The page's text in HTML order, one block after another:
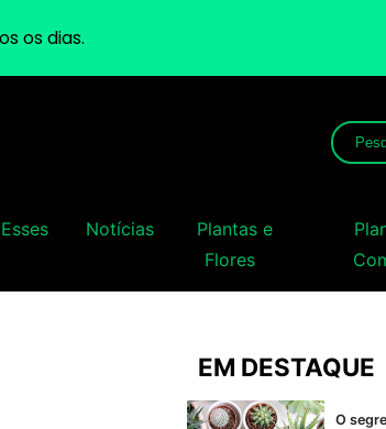
Notícias
Plantas e
Flores
EM DESTAQUE
O
os dias.